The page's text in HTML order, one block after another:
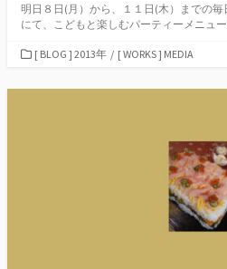
明日８日(月）から、１１日(木）までの毎
にて、こどもと楽しむパーティーメニュ
カ
ゴ
[ BLOG ] 2013年 / [ WORKS ] MEDIA